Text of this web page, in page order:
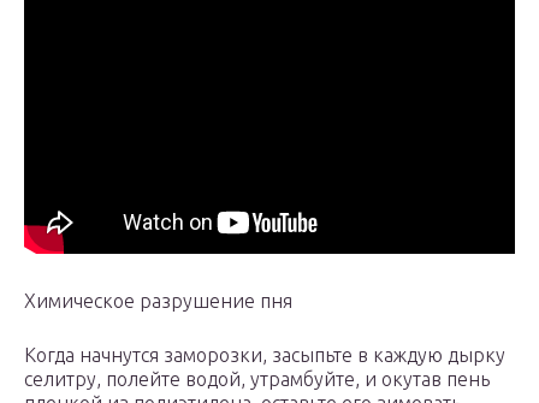
Химическое разрушение пня
Когда начнутся заморозки, засыпьте в каждую дырку
селитру, полейте водой, утрамбуйте, и окутав пень